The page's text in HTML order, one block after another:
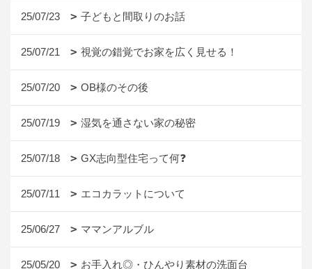
25/07/23 子どもと間取りのお話
25/07/21 視覚の錯覚でお家を広く見せる！
25/07/20 OB様のその後
25/07/19 湿気を通さない家の秘密
25/07/18 GX志向型住宅って何❓
25/07/11 エコカラットについて
25/06/27 ママンアルブル
25/05/20 お手入れ◎・ひんやり素材の洗面台